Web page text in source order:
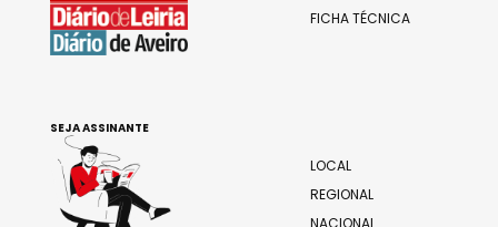
FICHA TÉCNICA
LOCAL
REGIONAL
SEJA ASSINANTE